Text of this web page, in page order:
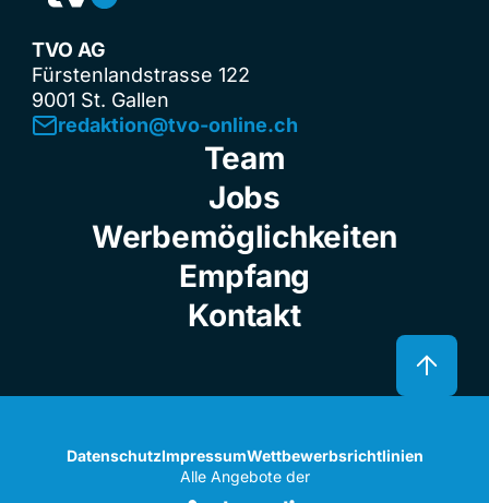
TVO AG
Fürstenlandstrasse 122
9001 St. Gallen
redaktion@tvo-online.ch
Team
Jobs
Werbemöglichkeiten
Empfang
Kontakt
DatenschutzImpressumWettbewerbsrichtlinien
Alle Angebote der